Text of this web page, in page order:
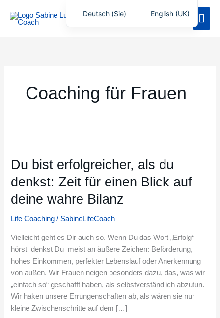
Inhalt
Coaching für Frauen
Du bist erfolgreicher, als du
denkst: Zeit für einen Blick auf
deine wahre Bilanz
Life Coaching / SabineLifeCoach
Vielleicht geht es Dir auch so. Wenn Du das Wort „Erfolg“
hörst, denkst Du meist an äußere Zeichen: Beförderung,
hohes Einkommen, perfekter Lebenslauf oder Anerkennung
von außen. Wir Frauen neigen besonders dazu, das, was wir
„einfach so“ geschafft haben, als selbstverständlich abzutun.
Wir haken unsere Errungenschaften ab, als wären sie nur
kleine Zwischenschritte auf dem […]
erfolgreicher,
du
denkst:
für
einen
Blick
auf
wahre
Bilanz
Deutsch (Sie) English (UK)